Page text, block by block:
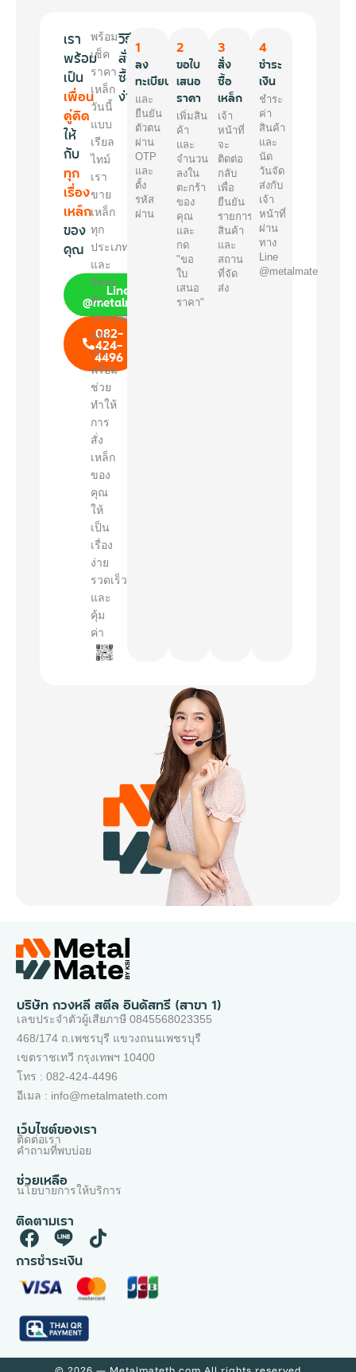
เรา
พร้อม
เป็น
เพื่อน
คู่คิด
ให้
กับ
ทุก
เรื่อง
เหล็ก
ของ
คุณ
Line
@metalmate
082-
424-
4496
พร้อม
เช็ค
ราคา
เหล็ก
วันนี้
แบบ
เรียล
ไทม์
เรา
ขาย
เหล็ก
ทุก
ประเภท
และ
จัดส่ง
ทั่ว
ประเทศ
และ
เรา
พร้อม
ช่วย
ทำให้
การ
สั่ง
เหล็ก
ของ
คุณ
ให้
เป็น
เรื่อง
ง่าย
รวดเร็ว
และ
คุ้ม
ค่า
วิธี
สั่ง
ซื้อ
ง่ายๆ
1
ลง
ทะเบียน
และ
ยืนยัน
ตัวตน
ผ่าน
OTP
และ
ตั้ง
รหัส
ผ่าน
2
ขอใบ
เสนอ
ราคา
เพิ่มสิน
ค้า
และ
จำนวน
ลงใน
ตะกร้า
ของ
คุณ
และ
กด
"ขอ
ใบ
เสนอ
ราคา"
3
สั่ง
ซื้อ
เหล็ก
เจ้า
หน้าที่
จะ
ติดต่อ
กลับ
เพื่อ
ยืนยัน
รายการ
สินค้า
และ
สถาน
ที่จัด
ส่ง
4
ชำระ
เงิน
ชำระ
ค่า
สินค้า
และ
นัด
วันจัด
ส่งกับ
เจ้า
หน้าที่
ผ่าน
ทาง
Line
@metalmate
บริษัท กวงหลี สตีล อินดัสทรี (สาขา 1)
เลขประจำตัวผู้เสียภาษี 0845568023355
468/174 ถ.เพชรบุรี แขวงถนนเพชรบุรี
เขตราชเทวี กรุงเทพฯ 10400
โทร : 082-424-4496
อีเมล : info@metalmateth.com
เว็บไซต์ของเรา
ติดต่อเรา
คำถามที่พบบ่อย
ช่วยเหลือ
นโยบายการให้บริการ
ติดตามเรา
การชำระเงิน